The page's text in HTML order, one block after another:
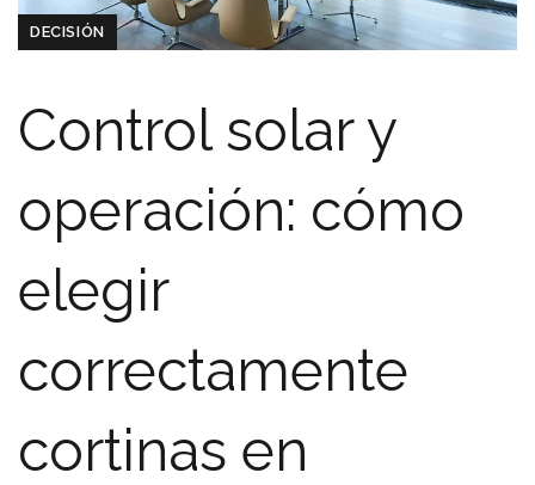
DECISIÓN
Control solar y
operación: cómo
elegir
correctamente
cortinas en